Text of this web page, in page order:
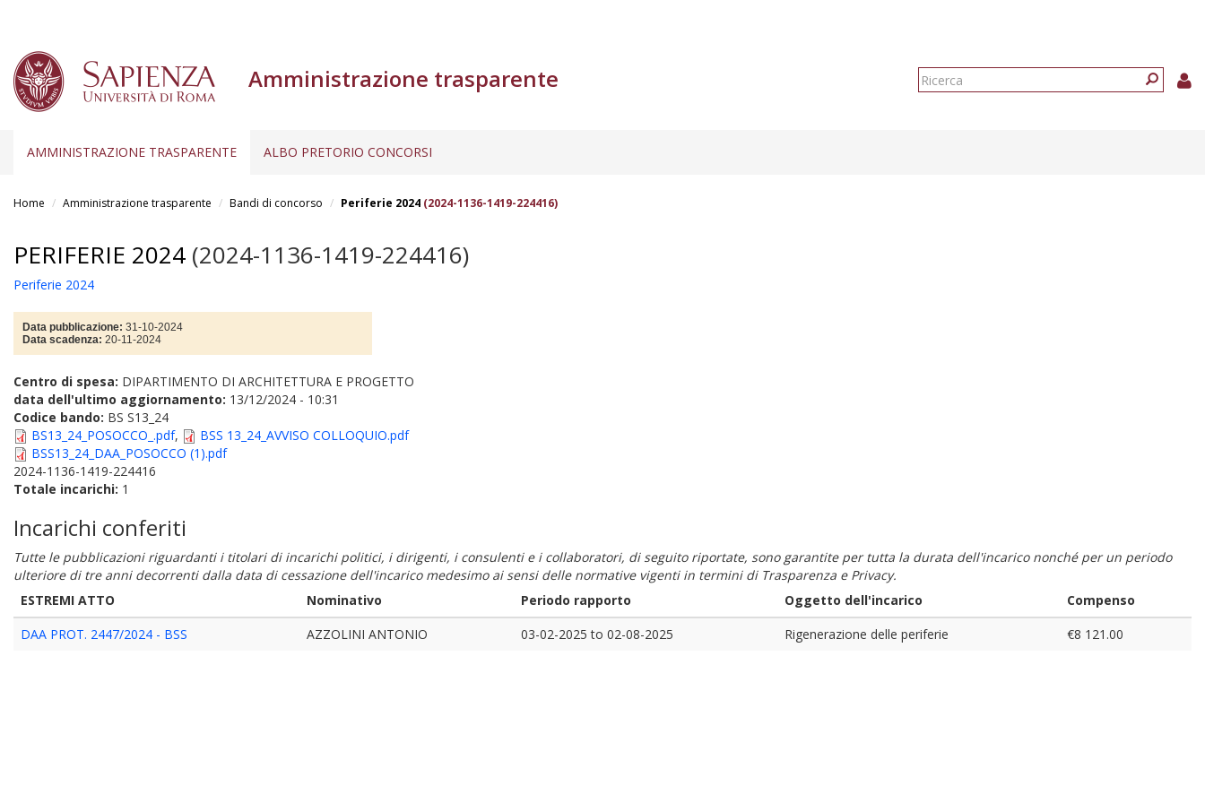
Amministrazione trasparente
Form
AMMINISTRAZIONE TRASPARENTE ALBO PRETORIO CONCORSI
Home Amministrazione trasparente Bandi di concorso Periferie 2024 (2024-1136-1419-224416)
PERIFERIE 2024 (2024-1136-1419-224416)
Periferie 2024
Data pubblicazione: 31-10-2024
Data scadenza: 20-11-2024
Centro di spesa: DIPARTIMENTO DI ARCHITETTURA E PROGETTO
data dell'ultimo aggiornamento: 13/12/2024 - 10:31
Codice bando: BS S13_24
BS13_24_POSOCCO_.pdf,
BSS 13_24_AVVISO COLLOQUIO.pdf
BSS13_24_DAA_POSOCCO (1).pdf
2024-1136-1419-224416
Totale incarichi: 1
Incarichi conferiti
Tutte le pubblicazioni riguardanti i titolari di incarichi politici, i dirigenti, i consulenti e i collaboratori, di seguito riportate, sono garantite per tutta la durata dell'incarico nonché per un periodo
ulteriore di tre anni decorrenti dalla data di cessazione dell'incarico medesimo ai sensi delle normative vigenti in termini di Trasparenza e Privacy.
ESTREMI ATTO
Nominativo Periodo rapporto Oggetto dell'incarico
Compenso
DAA PROT. 2447/2024 - BSS
AZZOLINI ANTONIO 03-02-2025 to 02-08-2025 Rigenerazione delle periferie €8 121.00